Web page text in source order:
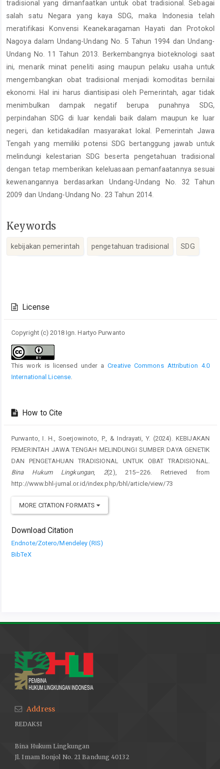
tradisional yang dimanfaatkan untuk obat tradisional. Sebagai
salah satu Negara yang kaya SDG, maka Indonesia telah
meratifikasi Konvensi Keanekaragaman Hayati dan Protokol
Nagoya dalam Undang-Undang No. 5 Tahun 1994 dan Undang-
Undang No. 11 Tahun 2013. Berkembangnya bioteknologi saat
ini, menarik minat peneliti asing maupun pelaku usaha untuk
mengembangkan obat tradisional menjadi komoditas bernilai
ekonomi. Hal ini harus diantisipasi oleh Pemerintah, agar tidak
menimbulkan dampak negatif berupa punahnya SDG,
perpindahan SDG di luar kendali baik dalam maupun ke luar
negeri, dan ketidakadilan masyarakat lokal. Pemerintah Jawa
Tengah yang memiliki potensi SDG bertanggung jawab untuk
melindungi kelestarian SDG beserta pengetahuan tradisional
dengan tetap memberikan keleluasaan pemanfaatannya sesuai
kewenangannya berdasarkan Undang-Undang No. 32 Tahun
2009 dan Undang-Undang No. 23 Tahun 2014.
Keywords
kebijakan pemerintah pengetahuan tradisional SDG
Details
License
Copyright (c) 2018 Ign. Hartyo Purwanto
This work is licensed under aCreative Commons Attribution 4.0
International License
How to Cite
Purwanto, I. H., Soerjowinoto, P., & Indrayati, Y. (2024). KEBIJAKAN
PEMERINTAH JAWA TENGAH MELINDUNGI SUMBER DAYA GENETIK
DAN PENGETAHUAN TRADISIONAL UNTUK OBAT TRADISIONAL.
Bina Hukum Lingkungan, 2(2), 215–226. Retrieved from
http://www.bhl-jurnal.or.id/index.php/bhl/article/view/73
MORE CITATION FORMATS
Download Citation
Endnote/Zotero/Mendeley (RIS)
BibTeX
Address
REDAKSI
Bina Hukum Lingkungan
Jl. Imam Bonjol No. 21 Bandung 40132